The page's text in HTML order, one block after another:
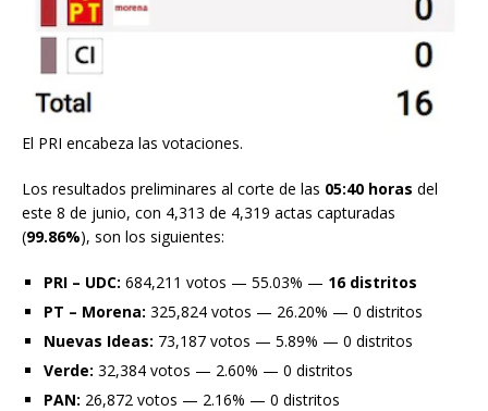
El PRI encabeza las votaciones.
Los resultados preliminares al corte de las 05:40 horas del
este 8 de junio, con 4,313 de 4,319 actas capturadas
(99.86%), son los siguientes:
PRI – UDC: 684,211 votos — 55.03% — 16 distritos
PT – Morena: 325,824 votos — 26.20% — 0 distritos
Nuevas Ideas: 73,187 votos — 5.89% — 0 distritos
Verde: 32,384 votos — 2.60% — 0 distritos
PAN: 26,872 votos — 2.16% — 0 distritos